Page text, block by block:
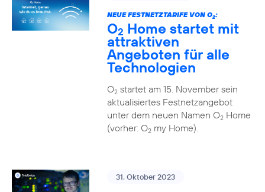
NEUE FESTNETZTARIFE VON O2:
O2 Home startet mit
attraktiven
Angeboten für alle
Technologien
O2startet am 15. November sein
aktualisiertes Festnetzangebot
unter dem neuen Namen O2Home
(vorher: O2my Home).
31. Oktober 2023